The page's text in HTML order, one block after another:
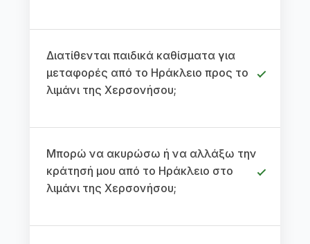
Διατίθενται παιδικά καθίσματα για
μεταφορές από το Ηράκλειο προς το
λιμάνι της Χερσονήσου;
Μπορώ να ακυρώσω ή να αλλάξω την
κράτησή μου από το Ηράκλειο στο
λιμάνι της Χερσονήσου;